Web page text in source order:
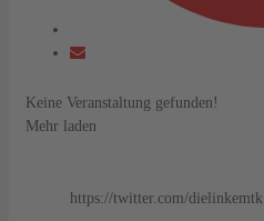
Keine Veranstaltung gefunden!
Mehr laden
https://twitter.com/dielinkemtk